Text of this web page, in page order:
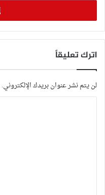
اترك تعليقاً
لن يتم نشر عنوان بريدك الإلكتروني.